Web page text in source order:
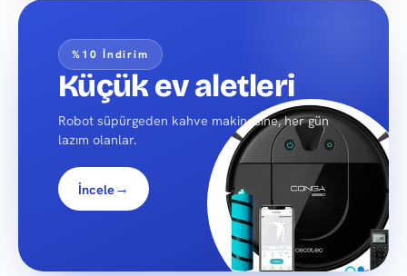
%10 İndirim
Küçük ev aletleri
Robot süpürgeden kahve makinesine, her gün
lazım olanlar.
İncele→